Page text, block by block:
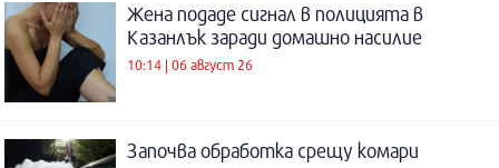
Жена подаде сигнал в полицията в
Казанлък заради домашно насилие
10:14 | 06 август 26
Започва обработка срещу комари